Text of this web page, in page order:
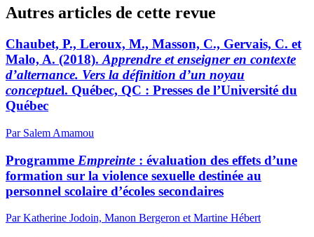
Autres articles de cette revue
Chaubet, P., Leroux, M., Masson, C., Gervais, C. et
Malo, A. (2018). Apprendre et enseigner en contexte
d’alternance. Vers la définition d’un noyau
conceptuel. Québec, QC : Presses de l’Université du
Québec
Par Salem Amamou
Programme Empreinte : évaluation des effets d’une
formation sur la violence sexuelle destinée au
personnel scolaire d’écoles secondaires
Par Katherine Jodoin, Manon Bergeron et Martine Hébert